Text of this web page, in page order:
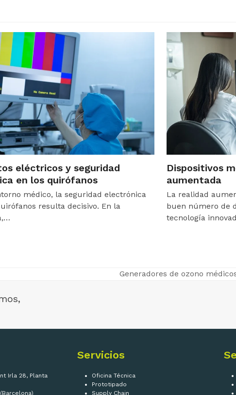
eléctricos y seguridad
en los quirófanos
médico, la seguridad electrónica
resulta decisivo. En la
Dispositivos
aumentada
La realidad
buen número de
tecnología
next
Generadores de ozono
Irla 28, Planta
Servicios
Oficina Técnica
Prototipado
Supply Chain